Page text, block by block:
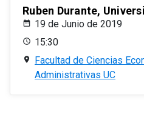
Ruben Durante,
19 de Junio de 2019
15:30
Facultad de Ciencias
Administrativas UC